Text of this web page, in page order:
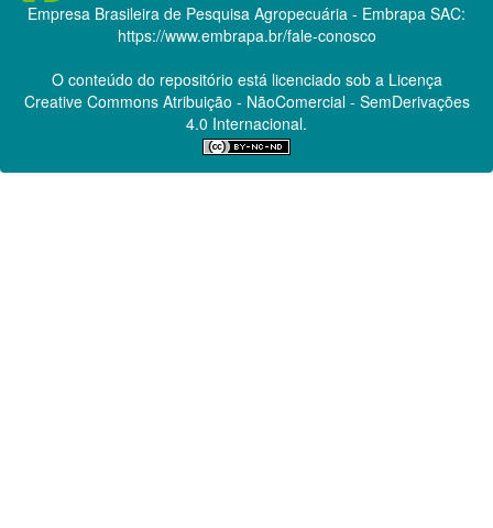
Empresa Brasileira de Pesquisa Agropecuária - Embrapa SAC:
https://www.embrapa.br/fale-conosco
O conteúdo do repositório está licenciado sob a Licença
Creative CommonsAtribuição - NãoComercial - SemDerivações
4.0 Internacional.